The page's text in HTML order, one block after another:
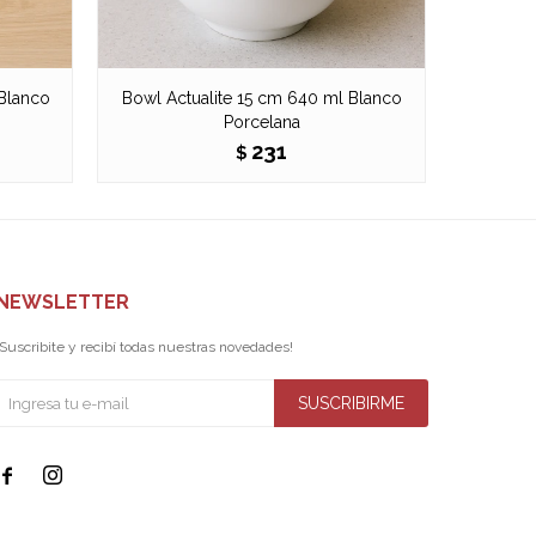
Bowl Actualite 15 cm 640 ml Blanco
Porcelana
$ 231
y recibí todas nuestras novedades!
SUSCRIBIRME
 